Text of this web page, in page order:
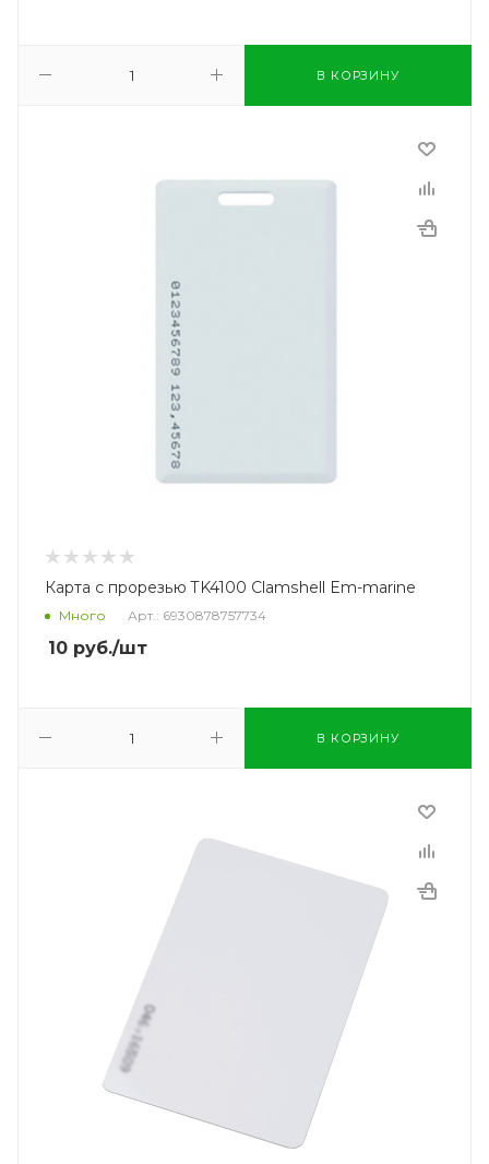
В КОРЗИНУ
Карта с прорезью TK4100 Clamshell Em-marine
Много Арт.: 6930878757734
10 руб./шт
В КОРЗИНУ